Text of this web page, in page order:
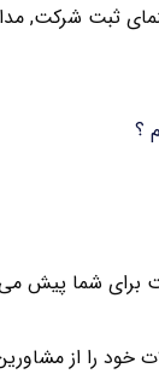
ثبت شرکت,
؟
شما پیش می
را از